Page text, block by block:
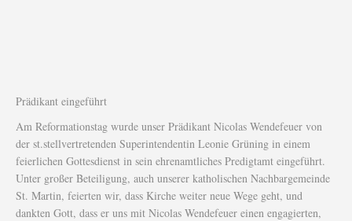
Prädikant eingeführt
Am Reformationstag wurde unser Prädikant Nicolas Wendefeuer von
der st.stellvertretenden Superintendentin Leonie Grüning in einem
feierlichen Gottesdienst in sein ehrenamtliches Predigtamt eingeführt.
Unter großer Beteiligung, auch unserer katholischen Nachbargemeinde
St. Martin, feierten wir, dass Kirche weiter neue Wege geht, und
dankten Gott, dass er uns mit Nicolas Wendefeuer einen engagierten,